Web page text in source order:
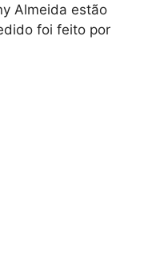
Almeida estão
foi feito por